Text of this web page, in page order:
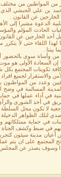
من المواطنين من
بن علي الحبشي
عن القانون .
مشيرا إلى
الحادث المؤلم
أحد الخارجين عن القانون
اللقاء حتى لآ يتكرر
.
وأساة سوى بالحضور
السعادة الأولى هو موت
تكوينات المجتمع بكل
لجميع افراد
وعدد من المواطنون
المسالمة في
في أداء عملها
في أخذ الشورى
لا تكون محل
لتلك الظواهر
في حماية ممتلكاتهم
في ضبط وكشف الجناة
مدينة سيئون
على ان يتم
يصدر عن المجلس